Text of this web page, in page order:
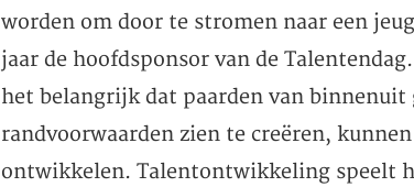
worden om door te stromen naar een
jaar de hoofdsponsor van de
het belangrijk dat paarden van binnenuit
randvoorwaarden zien te creëren,
ontwikkelen. Talentontwikkeling speelt